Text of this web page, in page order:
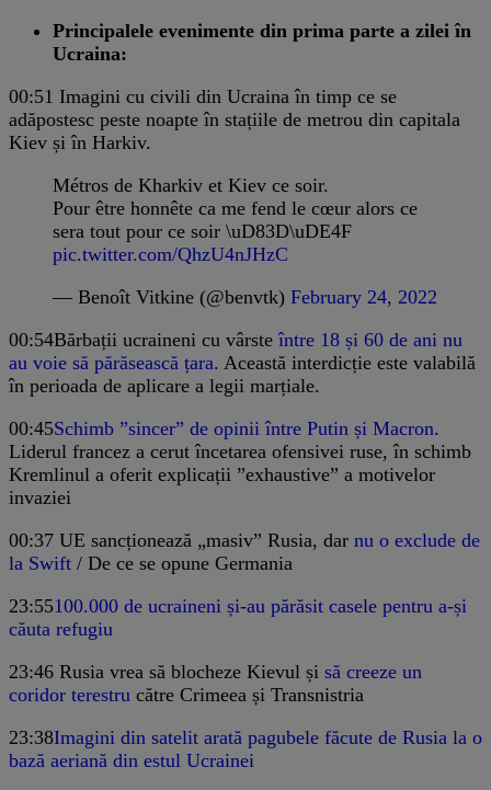
Principalele evenimente din prima parte a zilei în
Ucraina:
00:51 Imagini cu civili din Ucraina în timp ce se
adăpostesc peste noapte în stațiile de metrou din capitala
Kiev și în Harkiv.
Métros de Kharkiv et Kiev ce soir.
Pour être honnête ca me fend le cœur alors ce
sera tout pour ce soir \uD83D\uDE4F
pic.twitter.com/QhzU4nJHzC
— Benoît Vitkine (@benvtk) February 24, 2022
00:54Bărbații ucraineni cu vârste între 18 și 60 de ani nu
au voie să părăsească țara. Această interdicție este valabilă
în perioada de aplicare a legii marțiale.
00:45Schimb ”sincer” de opinii între Putin și Macron.
Liderul francez a cerut încetarea ofensivei ruse, în schimb
Kremlinul a oferit explicații ”exhaustive” a motivelor
invaziei
00:37 UE sancționează „masiv” Rusia, dar nu o exclude de
la Swift / De ce se opune Germania
23:55100.000 de ucraineni și-au părăsit casele pentru a-și
căuta refugiu
23:46 Rusia vrea să blocheze Kievul și să creeze un
coridor terestru către Crimeea și Transnistria
23:38Imagini din satelit arată pagubele făcute de Rusia la o
bază aeriană din estul Ucrainei